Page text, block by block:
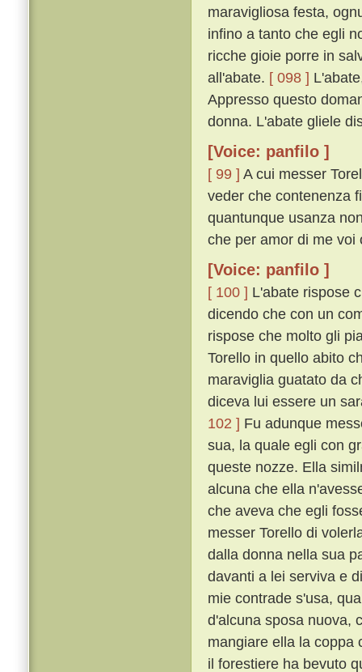
maravigliosa festa,
infino a tanto che egli
ricche gioie porre in
all'abate. [ 098 ]
Appresso questo
donna. L'abate gliele
[Voice: panfilo ]
[ 99 ] A cui messer
veder che contenenza
quantunque usanza
che per amor di me voi
[Voice: panfilo ]
[ 100 ] L'abate rispose
dicendo che con un
rispose che molto gli
Torello in quello abito
maraviglia guatato da
diceva lui essere un
102 ] Fu adunque
sua, la quale egli con
queste nozze. Ella
alcuna che ella
che aveva che egli
messer Torello di
dalla donna nella sua
davanti a lei serviva e
mie contrade s'usa,
d'alcuna sposa nuova,
mangiare ella la coppa
il forestiere ha bevuto